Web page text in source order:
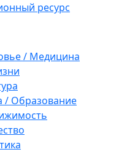
/ Медицина
/ Образование